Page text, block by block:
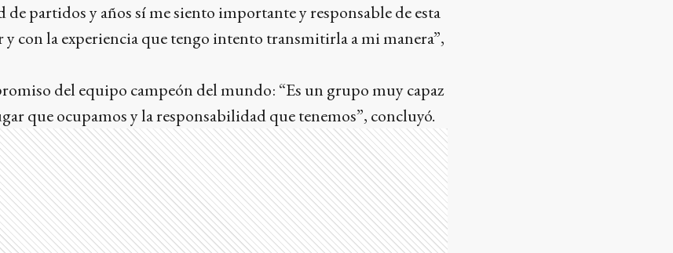
de partidos y años sí me siento importante y responsable de esta
y con la experiencia que tengo intento transmitirla a mi manera”,
del equipo campeón del mundo: “Es un grupo muy capaz
que ocupamos y la responsabilidad que tenemos”, concluyó.